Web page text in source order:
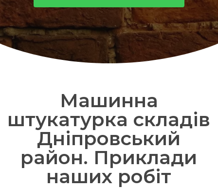
Машинна
штукатурка складів
Дніпровський
район. Приклади
наших робіт